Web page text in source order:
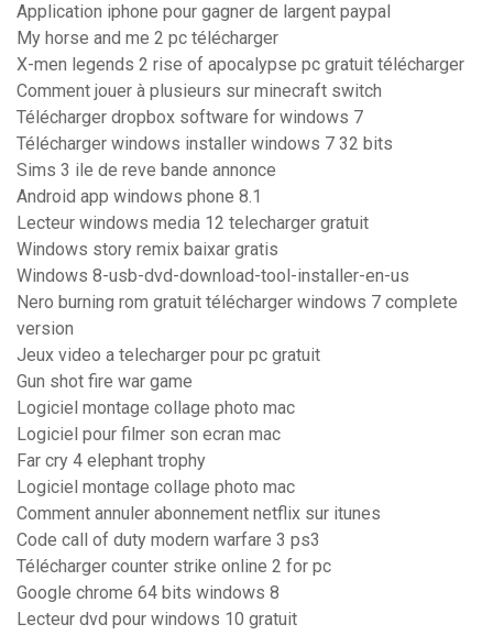
Application iphone pour gagner de largent paypal
My horse and me 2 pc télécharger
X-men legends 2 rise of apocalypse pc gratuit télécharger
Comment jouer à plusieurs sur minecraft switch
Télécharger dropbox software for windows 7
Télécharger windows installer windows 7 32 bits
Sims 3 ile de reve bande annonce
Android app windows phone 8.1
Lecteur windows media 12 telecharger gratuit
Windows story remix baixar gratis
Windows 8-usb-dvd-download-tool-installer-en-us
Nero burning rom gratuit télécharger windows 7 complete
version
Jeux video a telecharger pour pc gratuit
Gun shot fire war game
Logiciel montage collage photo mac
Logiciel pour filmer son ecran mac
Far cry 4 elephant trophy
Logiciel montage collage photo mac
Comment annuler abonnement netflix sur itunes
Code call of duty modern warfare 3 ps3
Télécharger counter strike online 2 for pc
Google chrome 64 bits windows 8
Lecteur dvd pour windows 10 gratuit